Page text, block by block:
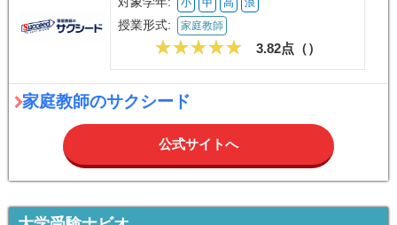
小 中 高 浪
授業形式: 家庭教師
3.82点（）
家庭教師のサクシード
公式サイトへ